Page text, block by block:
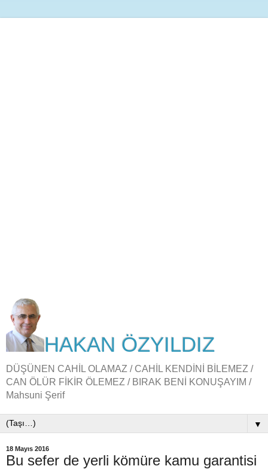
HAKAN ÖZYILDIZ
DÜŞÜNEN CAHİL OLAMAZ / CAHİL KENDİNİ BİLEMEZ /
CAN ÖLÜR FİKİR ÖLEMEZ / BIRAK BENİ KONUŞAYIM /
Mahsuni Şerif
▼
18 Mayıs 2016
Bu sefer de yerli kömüre kamu garantisi